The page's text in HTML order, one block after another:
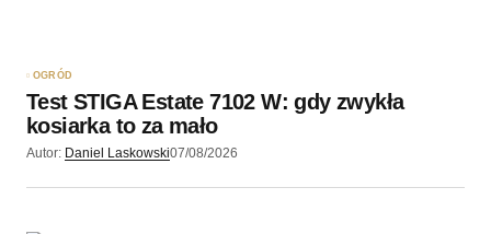
OGRÓD
Test STIGA Estate 7102 W: gdy zwykła
kosiarka to za mało
Autor: Daniel Laskowski07/08/2026